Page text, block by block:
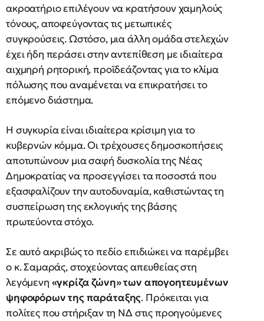
ακροατήριο επιλέγουν να κρατήσουν χαμηλούς
τόνους, αποφεύγοντας τις μετωπικές
συγκρούσεις. Ωστόσο, μια άλλη ομάδα στελεχών
έχει ήδη περάσει στην αντεπίθεση με ιδιαίτερα
αιχμηρή ρητορική, προϊδεάζοντας για το κλίμα
πόλωσης που αναμένεται να επικρατήσει το
επόμενο διάστημα.
Η συγκυρία είναι ιδιαίτερα κρίσιμη για το
κυβερνών κόμμα. Οι τρέχουσες δημοσκοπήσεις
αποτυπώνουν μια σαφή δυσκολία της Νέας
Δημοκρατίας να προσεγγίσει τα ποσοστά που
εξασφαλίζουν την αυτοδυναμία, καθιστώντας τη
συσπείρωση της εκλογικής της βάσης
πρωτεύοντα στόχο.
Σε αυτό ακριβώς το πεδίο επιδιώκει να παρέμβει
ο κ. Σαμαράς, στοχεύοντας απευθείας στη
λεγόμενη «γκρίζα ζώνη» των απογοητευμένων
ψηφοφόρων της παράταξης. Πρόκειται για
πολίτες που στήριξαν τη ΝΔ στις προηγούμενες